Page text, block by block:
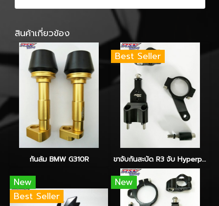
สินค้าเกี่ยวข้อง
กันล้ม BMW G310R
Best Seller
ขาจับกันสะบัด R3 จับ Hyperpro-Ohlins-Yss
New
Best Seller
New